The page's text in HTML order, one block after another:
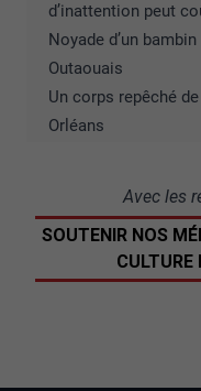
d’inattention peut
Noyade d’un
Outaouais
Un corps repêché
Orléans
Avec les
SOUTENIR NOS
CULTURE